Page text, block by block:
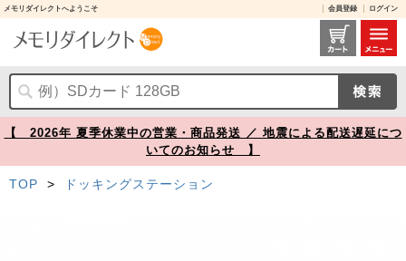
メモリダイレクトへようこそ 会員登録 ログイン
USB Type-Cマルチ変換アダプタ HDMI LANポート付き ケーブル1m【メモリダイレクト】
【 2026年 夏季休業中の営業・商品発送 ／ 地震による配送遅延につ
いてのお知らせ 】
TOP > ドッキングステーション